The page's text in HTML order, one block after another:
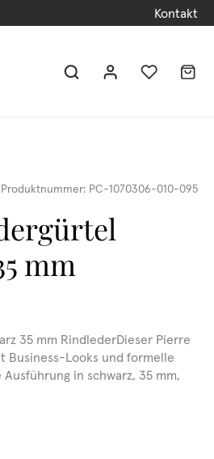
Kontakt
Produktnummer: PC-1070306-010-095
mm
35 mm RindlederDieser Pierre
Business-Looks und formelle
in schwarz, 35 mm,